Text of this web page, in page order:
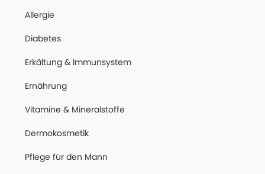
Allergie
Diabetes
Erkältung & Immunsystem
Ernährung
Vitamine & Mineralstoffe
Dermokosmetik
Pflege für den Mann